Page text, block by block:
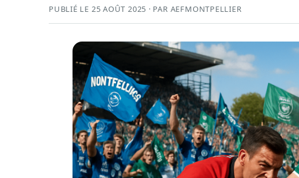
PUBLIÉ LE 25 AOÛT 2025 · PAR AEFMONTPELLIER